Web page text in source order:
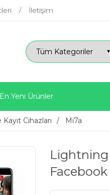
İletişim
En Yeni Ürünler
Cihazları Mi7a
Lightning